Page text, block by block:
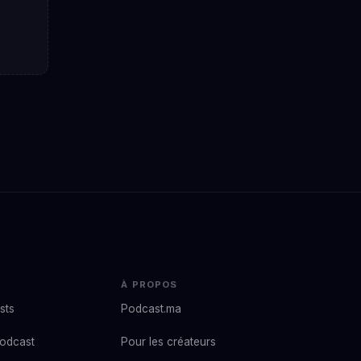
À PROPOS
Podcast.ma
Pour les créateurs